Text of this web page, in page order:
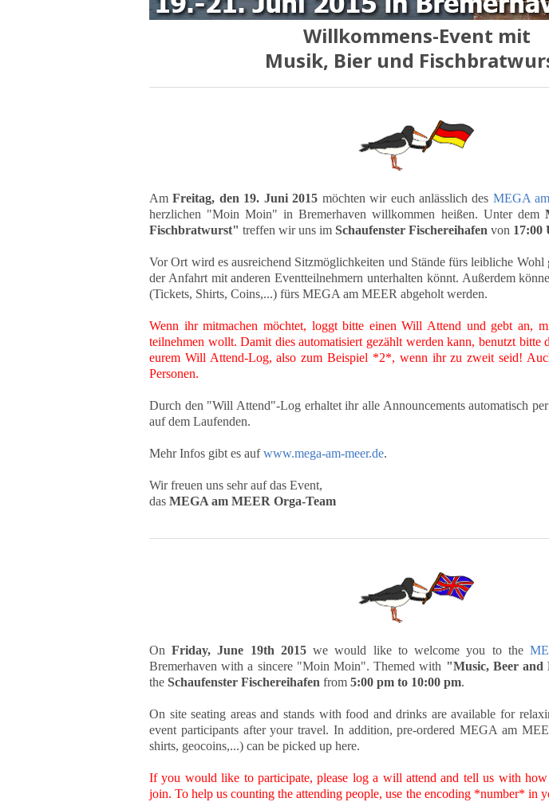
Willkommens-Event mit
Musik, Bier und
AmFreitag, den 19. Juni 2015 möchten wir euch anlässlich des MEGA
herzlichen "Moin Moin" in Bremerhaven willkommen heißen. Unter dem
Fischbratwurst" treffen wir uns im Schaufenster Fischereihafen von 17:00
Vor Ort wird es ausreichend Sitzmöglichkeiten und Stände fürs leibliche Wohl
der Anfahrt mit anderen Eventteilnehmern unterhalten könnt. Außerdem
(Tickets, Shirts, Coins,...) fürs MEGA am MEER abgeholt werden.
Wenn ihr mitmachen möchtet, loggt bitte einen Will Attend und gebt an,
teilnehmen wollt. Damit dies automatisiert gezählt werden kann, benutzt
eurem Will Attend-Log, also zum Beispiel *2*, wenn ihr zu zweit seid!
Personen.
Durch den "Will Attend"-Log erhaltet ihr alle Announcements automatisch
auf dem Laufenden.
Mehr Infos gibt es aufwww.mega-am-meer.de.
Wir freuen uns sehr auf das Event,
das MEGA am MEER Orga-Team
OnFriday, June 19th 2015we would like to welcome you to the
Bremerhaven with a sincere "Moin Moin". Themed with "Music, Beer and
the Schaufenster Fischereihafen from 5:00 pm to 10:00 pm.
On site seating areas and stands with food and drinks are available for
event participants after your travel. In addition, pre-ordered MEGA am
shirts, geocoins,...) can be picked up here.
If you would like to participate, please log a will attend and tell us with
join. To help us counting the attending people, use the encoding *number* in